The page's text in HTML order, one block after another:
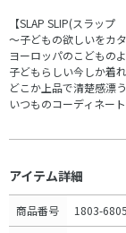
【SLAP SLIP(スラップ
～子どもの欲しいをカ
ヨーロッパのこどもの
子どもらしい今しか着
どこか上品で清楚感漂
いつものコーディネー
アイテム詳細
商品番号 1803-